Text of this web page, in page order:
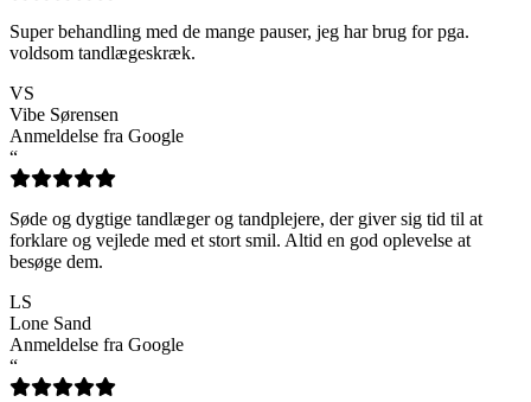
Super behandling med de mange pauser, jeg har brug for pga.
voldsom tandlægeskræk.
VS
Vibe Sørensen
Anmeldelse fra Google
“
Søde og dygtige tandlæger og tandplejere, der giver sig tid til at
forklare og vejlede med et stort smil. Altid en god oplevelse at
besøge dem.
LS
Lone Sand
Anmeldelse fra Google
“